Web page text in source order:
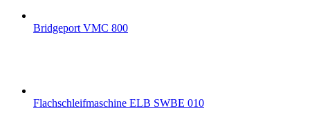
Bridgeport VMC 800
Flachschleifmaschine ELB SWBE 010